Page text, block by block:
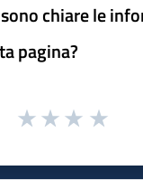
chiare le
pagina?